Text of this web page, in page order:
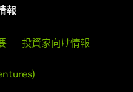
報
投資家向け情報